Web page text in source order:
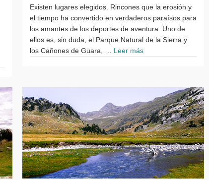
Existen lugares elegidos. Rincones que la erosión y
el tiempo ha convertido en verdaderos paraísos para
los amantes de los deportes de aventura. Uno de
ellos es, sin duda, el Parque Natural de la Sierra y
los Cañones de Guara, … Leer más